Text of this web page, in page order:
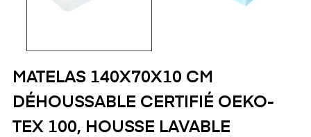
MATELAS 140X70X10 CM
DÉHOUSSABLE CERTIFIÉ OEKO-
TEX 100, HOUSSE LAVABLE